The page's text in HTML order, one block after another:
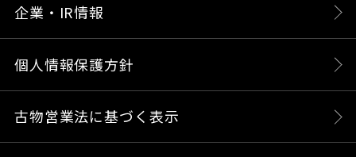
企業・IR情報
個人情報保護方針
古物営業法に基づく表示